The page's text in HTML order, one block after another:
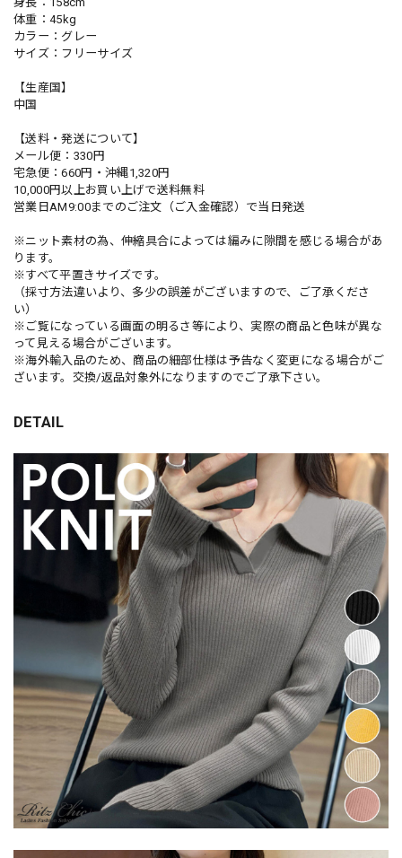
体重：45kg
カラー：グレー
サイズ：フリーサイズ
【生産国】
中国
【送料・発送について】
メール便：330円
宅急便：660円・沖縄1,320円
10,000円以上お買い上げで送料無料
営業日AM9:00までのご注文（ご入金確認）で当日発送
※ニット素材の為、伸縮具合によっては編みに隙間を感じる場合があ
ります。
※すべて平置きサイズです。
（採寸方法違いより、多少の誤差がございますので、ご了承くださ
い）
※ご覧になっている画面の明るさ等により、実際の商品と色味が異な
って見える場合がございます。
※海外輸入品のため、商品の細部仕様は予告なく変更になる場合がご
ざいます。交換/返品対象外になりますのでご了承下さい。
DETAIL